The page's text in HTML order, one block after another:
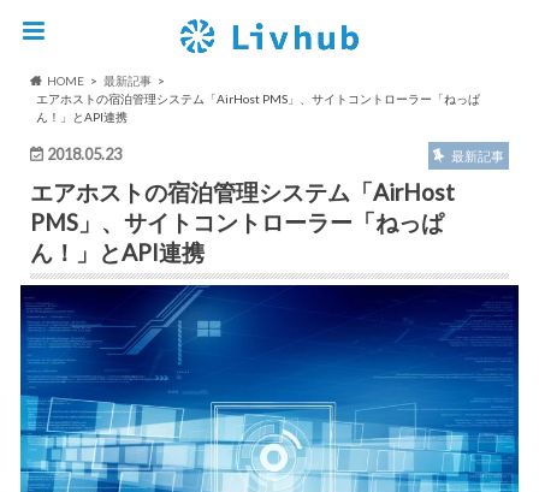
HOME
最新記事
エアホストの宿泊管理システム「AirHost PMS」、サイトコントローラー「ねっぱ
ん！」とAPI連携
2018.05.23 最新記事
エアホストの宿泊管理システム「AirHost
PMS」、サイトコントローラー「ねっぱ
ん！」とAPI連携